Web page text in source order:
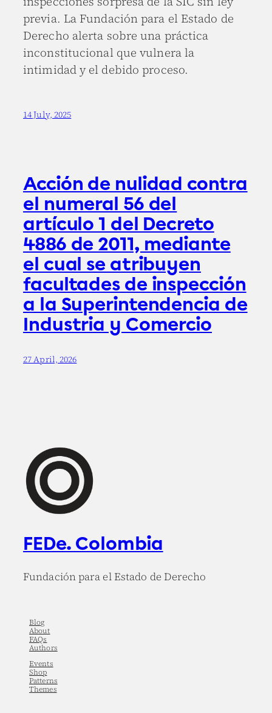
previa. La Fundación para el Estado de
Derecho alerta sobre una práctica
inconstitucional que vulnera la
intimidad y el debido proceso.
14 July, 2025
Acción de nulidad contra
el numeral 56 del
artículo 1 del Decreto
4886 de 2011, mediante
el cual se atribuyen
facultades de inspección
a la Superintendencia de
Industria y Comercio
27 April, 2026
FEDe. Colombia
Fundación para el Estado de Derecho
Blog
About
FAQs
Authors
Events
Shop
Patterns
Themes